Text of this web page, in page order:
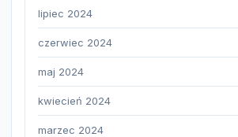
lipiec 2024
czerwiec 2024
maj 2024
kwiecień 2024
marzec 2024